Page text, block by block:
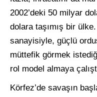
2002’deki 50 milyar
dolara taşımış bir
sanayisiyle, güçlü
müttefik görmek
rol model almaya
Körfez’de savaşın